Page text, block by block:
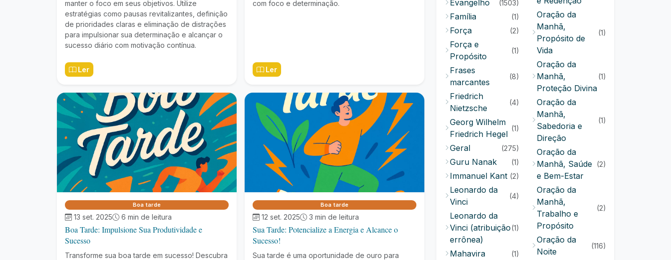
manter o foco em seus objetivos. Utilize
estratégias como pausas revitalizantes, definição
de prioridades claras e eliminação de distrações
para impulsionar sua determinação e alcançar o
sucesso diário com motivação contínua.
Ler
com foco e determinação.
Ler
Boa tarde
13 set. 2025 6 min de leitura
Boa Tarde: Impulsione Sua Produtividade e
Sucesso
Transforme sua boa tarde em sucesso! Descubra
Boa tarde
12 set. 2025 3 min de leitura
Sua Tarde: Potencialize a Energia e Alcance o
Sucesso!
Sua tarde é uma oportunidade de ouro para
Evangelho (1503)
Família (1)
Força (2)
Força e
Propósito
(1)
Frases
marcantes
(8)
Friedrich
Nietzsche
(4)
Georg Wilhelm
Friedrich Hegel
(1)
Geral (275)
Guru Nanak (1)
Immanuel Kant (2)
Leonardo da
Vinci
(4)
Leonardo da
Vinci (atribuição
errônea)
(1)
Mahavira (1)
Oração da
Manhã,
Propósito de
Vida
(1)
Oração da
Manhã,
Proteção Divina
(1)
Oração da
Manhã,
Sabedoria e
Direção
(1)
Oração da
Manhã, Saúde
e Bem-Estar
(2)
Oração da
Manhã,
Trabalho e
Propósito
(2)
Oração da
Noite
(116)